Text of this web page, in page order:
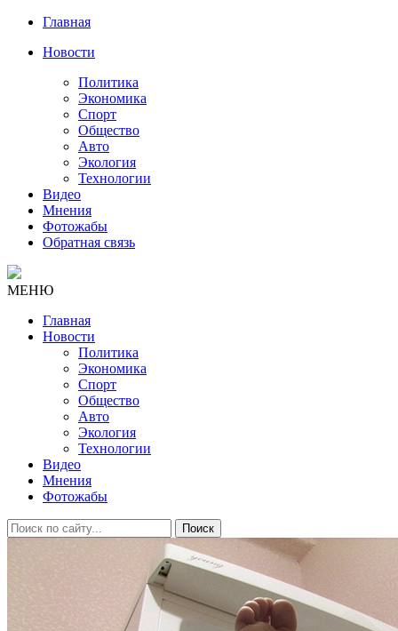
Главная
Новости
Политика
Экономика
Спорт
Общество
Авто
Экология
Технологии
Видео
Мнения
Фотожабы
Обратная связь
МЕНЮ
Главная
Новости
Политика
Экономика
Спорт
Общество
Авто
Экология
Технологии
Видео
Мнения
Фотожабы
Поиск